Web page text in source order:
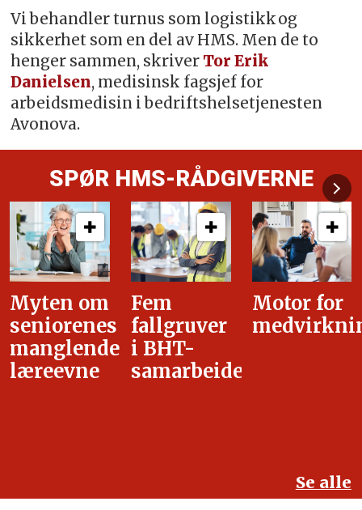
Vi behandler turnus som logistikk og
sikkerhet som en del av HMS. Men de to
henger sammen, skriver Tor Erik
Danielsen, medisinsk fagsjef for
arbeidsmedisin i bedriftshelsetjenesten
Avonova.
SPØR HMS-RÅDGIVERNE
Fem
fallgruver
i BHT-
samarbeidet
Motor for
medvirkning
i
Se alle